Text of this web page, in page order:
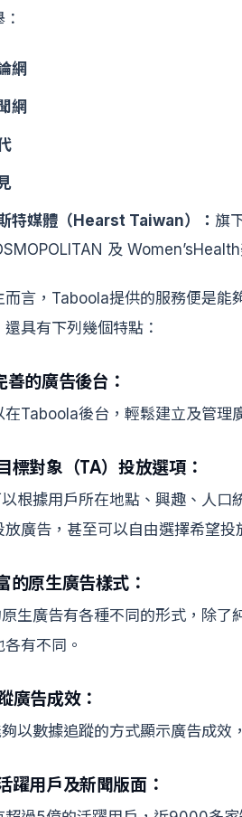
網
網
特媒體（Hearst Taiwan）： 旗
及 Women’sHealth
而言，Taboola提供的服務便是能
具有下列幾個特點：
善的廣告後台：
在Taboola後台，輕鬆建立及管理
標對象（TA）投放選項：
根據用戶所在地點、興趣、人口
廣告，甚至可以自由選擇希望投
的原生廣告樣式：
生廣告有各種不同的形式，除了
有不同。
廣告成效：
以數據追蹤的方式顯示廣告成效
躍用戶及新聞版面：